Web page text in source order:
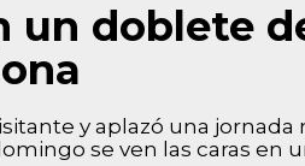
un doblete
y aplazó una jornada
se ven las caras en